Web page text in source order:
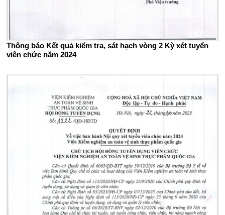
Thông báo Kết quả kiểm tra, sát hạch vòng 2 Kỳ xét tuyển
viên chức năm 2024